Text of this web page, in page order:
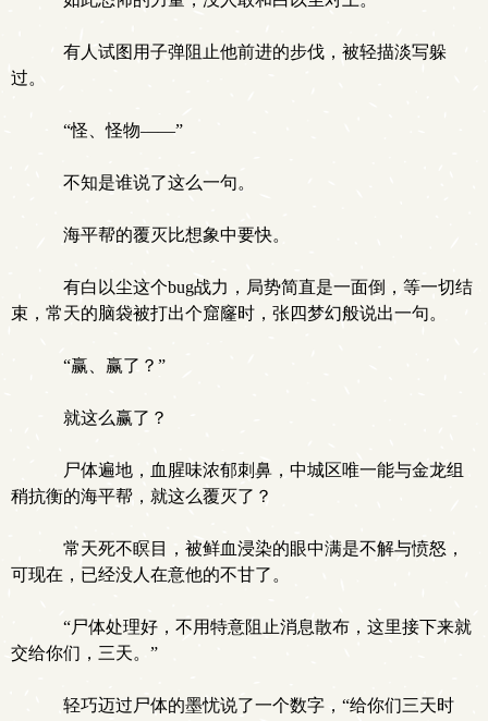
有人试图用子弹阻止他前进的步伐，被轻描淡写躲
过。
“怪、怪物——”
不知是谁说了这么一句。
海平帮的覆灭比想象中要快。
有白以尘这个bug战力，局势简直是一面倒，等一切结
束，常天的脑袋被打出个窟窿时，张四梦幻般说出一句。
“赢、赢了？”
就这么赢了？
尸体遍地，血腥味浓郁刺鼻，中城区唯一能与金龙组
稍抗衡的海平帮，就这么覆灭了？
常天死不瞑目，被鲜血浸染的眼中满是不解与愤怒，
可现在，已经没人在意他的不甘了。
“尸体处理好，不用特意阻止消息散布，这里接下来就
交给你们，三天。”
轻巧迈过尸体的墨忧说了一个数字，“给你们三天时